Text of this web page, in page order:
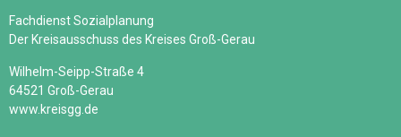
Fachdienst Sozialplanung
Der Kreisausschuss des Kreises Groß-Gerau
Wilhelm-Seipp-Straße 4
64521 Groß-Gerau
www.kreisgg.de